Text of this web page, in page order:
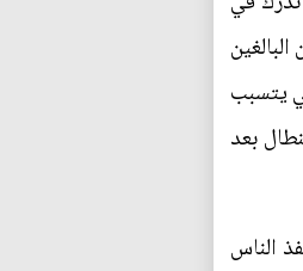
يتسبب
بعد
الناس